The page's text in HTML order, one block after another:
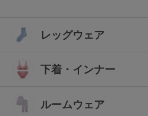
レッグウェア
下着・インナー
ルームウェア